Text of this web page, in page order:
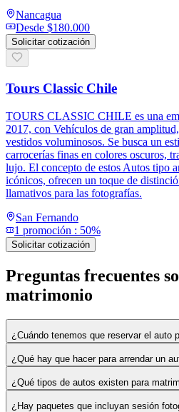
Nancagua
Desde $180.000
Solicitar cotización
Tours Classic Chile
TOURS CLASSIC CHILE es una
2017, con Vehículos de gran
vestidos voluminosos. Se busca un
carrocerías finas en colores oscuros,
lujo. El concepto de estos Autos tipo
icónicos, ofrecen un toque de
llamativos para las fotografías.
San Fernando
1 promoción : 50%
Solicitar cotización
Preguntas frecuentes
matrimonio
¿Cuándo tenemos que reservar el auto
¿Qué hay que hacer para arrendar un
¿Qué tipos de autos existen para
¿Hay paquetes que incluyan sesión